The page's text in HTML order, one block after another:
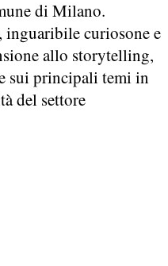
di Milano.
curiosone e
allo storytelling,
sui principali temi in
del settore